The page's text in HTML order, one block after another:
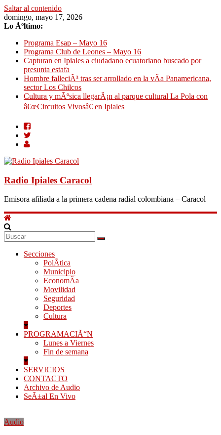
Saltar al contenido
domingo, mayo 17, 2026
Lo Ãºltimo:
Programa Esap – Mayo 16
Programa Club de Leones – Mayo 16
Capturan en Ipiales a ciudadano ecuatoriano buscado por
presunta estafa
Hombre falleciÃ³ tras ser arrollado en la vÃ­a Panamericana,
sector Los Chilcos
Cultura y mÃºsica llegarÃ¡n al parque cultural La Pola con
â€œCircuitos Vivosâ€ en Ipiales
Radio Ipiales Caracol
Emisora afiliada a la primera cadena radial colombiana – Caracol
Secciones
PolÃ­tica
Municipio
EconomÃ­a
Movilidad
Seguridad
Deportes
Cultura
PROGRAMACIÃ“N
Lunes a Viernes
Fin de semana
SERVICIOS
CONTACTO
Archivo de Audio
SeÃ±al En Vivo
Audio